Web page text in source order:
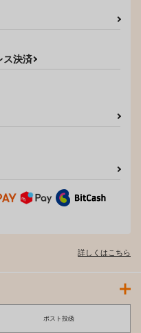
ス決済
詳しくはこちら
ポスト投函